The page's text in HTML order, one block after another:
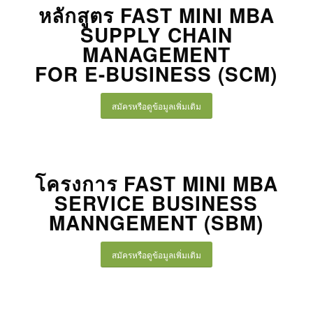
หลักสูตร FAST MINI MBA
SUPPLY CHAIN
MANAGEMENT
FOR E-BUSINESS (SCM)
สมัครหรือดูข้อมูลเพิ่มเติม
โครงการ FAST MINI MBA
SERVICE BUSINESS
MANNGEMENT (SBM)
สมัครหรือดูข้อมูลเพิ่มเติม